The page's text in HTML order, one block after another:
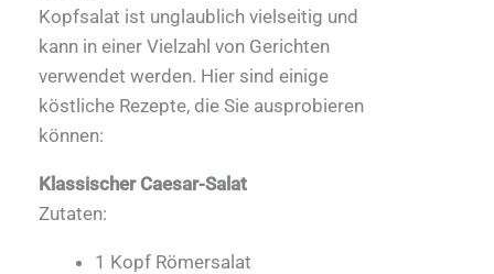
Kopfsalat ist unglaublich vielseitig und
kann in einer Vielzahl von Gerichten
verwendet werden. Hier sind einige
köstliche Rezepte, die Sie ausprobieren
können:
Klassischer Caesar-Salat
Zutaten:
1 Kopf Römersalat